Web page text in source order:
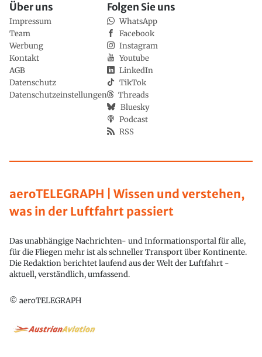
aeroTELEGRAPH | Wissen und verstehen,
was in der Luftfahrt passiert
Das unabhängige Nachrichten- und Informationsportal für alle,
für die Fliegen mehr ist als schneller Transport über Kontinente.
Die Redaktion berichtet laufend aus der Welt der Luftfahrt -
aktuell, verständlich, umfassend.
© aeroTELEGRAPH
Über uns
Impressum
Team
Werbung
Kontakt
AGB
Datenschutz
Datenschutzeinstellungen
Folgen Sie uns
WhatsApp
Facebook
Instagram
Youtube
LinkedIn
TikTok
Threads
Bluesky
Podcast
RSS